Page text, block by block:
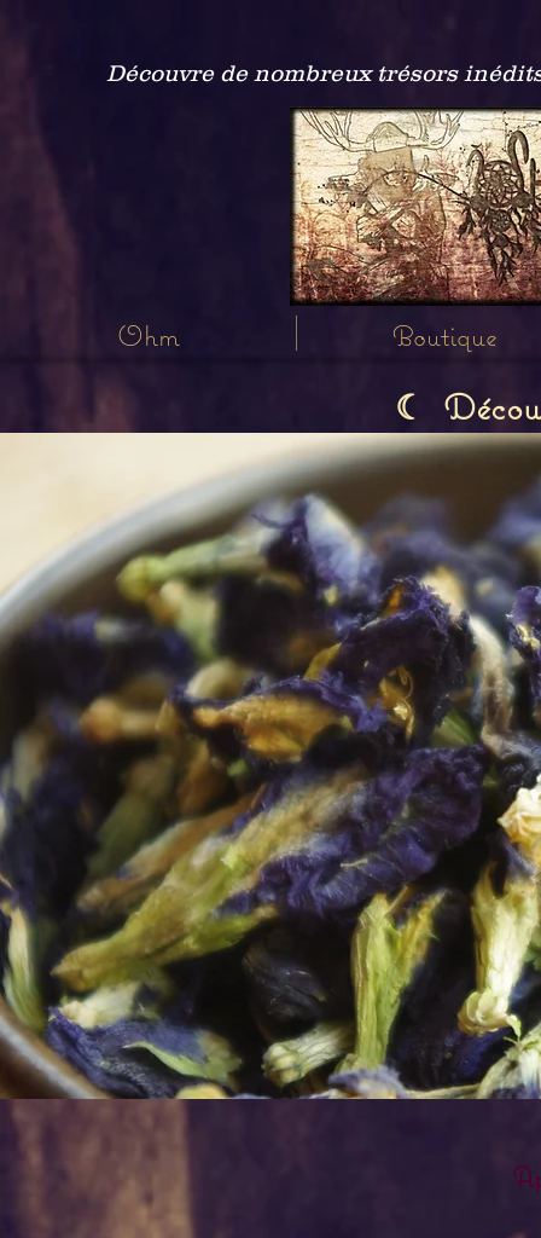
Découvre de nombreux trésors
Ohm Boutique
☾